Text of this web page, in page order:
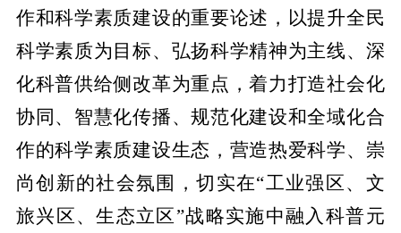
作和科学素质建设的重要论述，以提升全民
科学素质为目标、弘扬科学精神为主线、深
化科普供给侧改革为重点，着力打造社会化
协同、智慧化传播、规范化建设和全域化合
作的科学素质建设生态，营造热爱科学、崇
尚创新的社会氛围，切实在“工业强区、文
旅兴区、生态立区”战略实施中融入科普元